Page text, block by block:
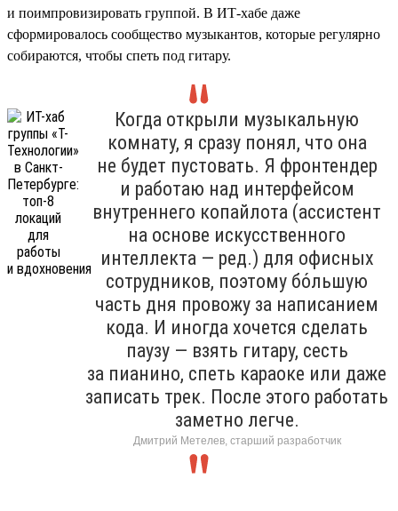
и поимпровизировать группой. В ИТ-хабе даже
сформировалось сообщество музыкантов, которые регулярно
собираются, чтобы спеть под гитару.
Когда открыли музыкальную
комнату, я сразу понял, что она
не будет пустовать. Я фронтендер
и работаю над интерфейсом
внутреннего копайлота (ассистент
на основе искусственного
интеллекта — ред.) для офисных
сотрудников, поэтому бо́льшую
часть дня провожу за написанием
кода. И иногда хочется сделать
паузу — взять гитару, сесть
за пианино, спеть караоке или даже
записать трек. После этого работать
заметно легче.
Дмитрий Метелев, старший разработчик